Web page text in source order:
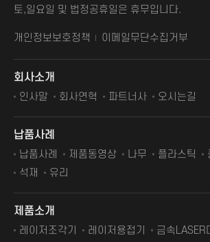
토,일요일 및 법정공휴일은 휴무입니다.
개인정보보호정책 이메일무단수집거부
회사소개
인사말 회사연혁 파트너사 오시는길
납품사례
납품사례 제품동영상 나무 플라스틱
석재
유리
제품소개
레이저조각기 레이저용접기
금속LASER